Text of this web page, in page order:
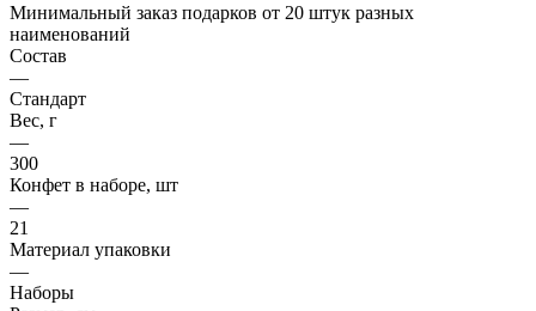
Минимальный заказ подарков от 20 штук разных
наименований
Состав
—
Стандарт
Вес, г
—
300
Конфет в наборе, шт
—
21
Материал упаковки
—
Наборы